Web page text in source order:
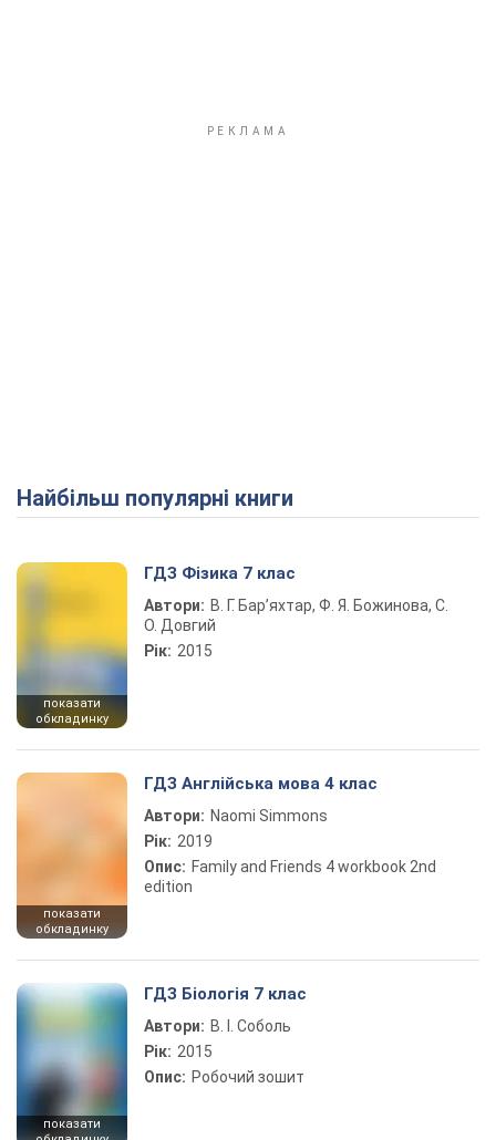
Найбільш популярні книги
показати
обкладинку
ГДЗ Фізика 7 клас
Автори: В. Г. Бар’яхтар, Ф. Я. Божинова, С.
О. Довгий
Рік: 2015
показати
обкладинку
ГДЗ Англійська мова 4 клас
Автори: Naomi Simmons
Рік: 2019
Опис: Family and Friends 4 workbook 2nd
edition
показати
ГДЗ Біологія 7 клас
Автори: В. І. Соболь
Рік: 2015
Опис: Робочий зошит